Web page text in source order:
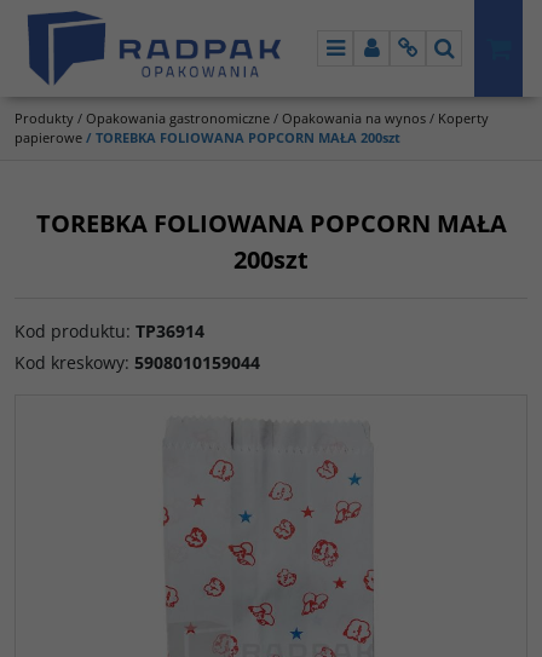
MenuPanelInfoSzukaj
Produkty / Opakowania gastronomiczne / Opakowania na wynos / Koperty
papierowe / TOREBKA FOLIOWANA POPCORN MAŁA 200szt
TOREBKA FOLIOWANA POPCORN MAŁA
200szt
Kod produktu: TP36914
Kod kreskowy: 5908010159044